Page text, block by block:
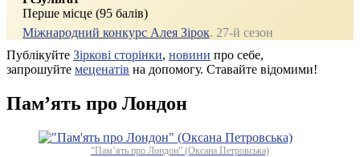
Перше місце (95 балів)
Міжнародний конкурс Алея Зірок. 27‑й сезон
Публікуйте Зіркові сторінки, новини про себе,
запрошуйте меценатів на допомогу. Ставайте відомими!
Пам’ять про Лондон
“Пам’ять про Лондон” (Оксана Петровська)